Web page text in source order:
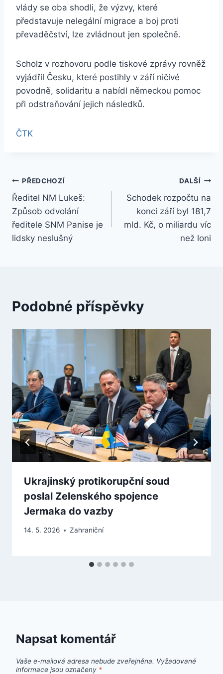
vlády se oba shodli, že výzvy, které
představuje nelegální migrace a boj proti
převaděčství, lze zvládnout jen společně.
Scholz v rozhovoru podle tiskové zprávy rovněž
vyjádřil Česku, které postihly v září ničivé
povodně, solidaritu a nabídl německou pomoc
při odstraňování jejich následků.
ČTK
Navigace
pro
příspěvek
PŘEDCHOZÍ
Ředitel NM Lukeš:
Způsob odvolání
ředitele SNM Panise je
lidsky neslušný
DALŠÍ
Schodek rozpočtu na
konci září byl 181,7
mld. Kč, o miliardu víc
než loni
Podobné příspěvky
Ukrajinský protikorupční soud
poslal Zelenského spojence
Jermaka do vazby
14. 5. 2026 Zahraniční
Napsat komentář
Vaše e-mailová adresa nebude zveřejněna. Vyžadované
informace jsou označeny *